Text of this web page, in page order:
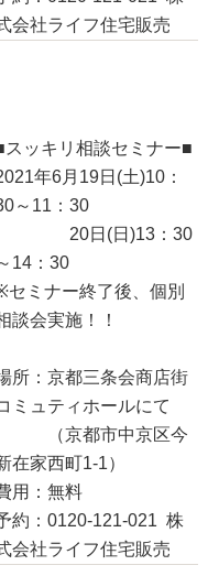
会社ライフ住宅販売
スッキリ相談セミナー■
年6月19日(土)10：
～11：30
20日(日)13：30
14：30
セミナー終了後、個別
談会実施！！
所：京都三条会商店街
ミュティホールにて
（京都市中京区今
在家西町1-1）
用：無料
約：0120-121-021 株
会社ライフ住宅販売